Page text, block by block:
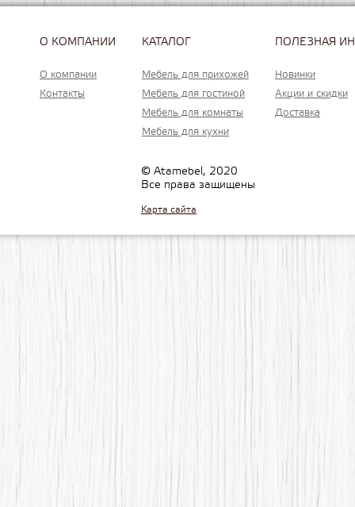
О КОМПАНИИ
О компании
Контакты
КАТАЛОГ
Мебель для прихожей
Мебель для гостиной
Мебель для комнаты
Мебель для кухни
ПОЛЕЗНАЯ
Новинки
Акции и скидки
Доставка
© Atamebel, 2020
Все права защищены
Карта сайта